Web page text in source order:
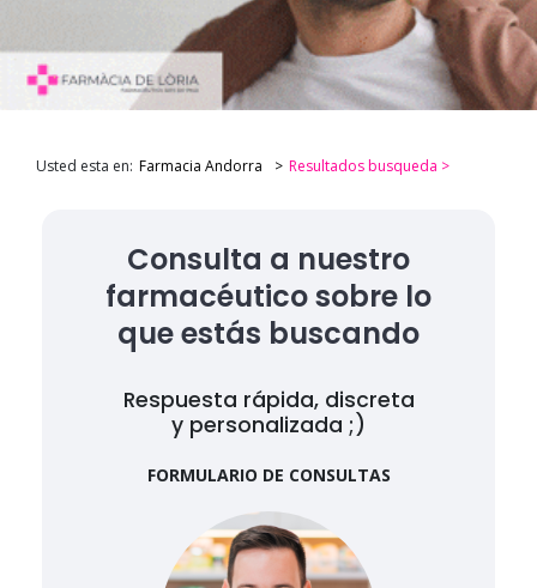
Usted esta en: Farmacia Andorra Resultados busqueda >
Consulta a nuestro
farmacéutico sobre lo
que estás buscando
Respuesta rápida, discreta
y personalizada ;)
FORMULARIO DE CONSULTAS